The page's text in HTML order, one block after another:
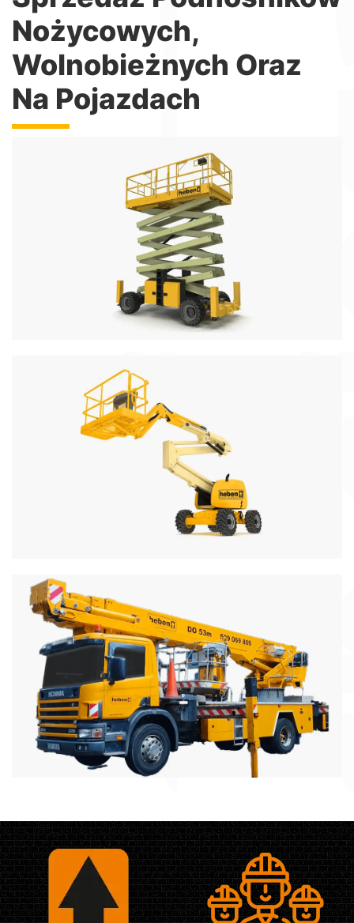
Nożycowych,
Wolnobieżnych Oraz
Na Pojazdach
Podnośniki Nożycowe
Podnośniki nożycowe elektryczne i spalinowe z
wysięgiem do 18metrów
Więcej informacji
Podnośniki Wolnobieżne
Podsiadamy w ofercie podnośniki samobieżne
spalinowe do 40 metrów wysięgu
Więcej informacji
Podnośniki Koszowe
Podsiadamy w ofercie podnośniki na pojazdach
od 16 do 52 metrów wysięgu
Więcej informacji